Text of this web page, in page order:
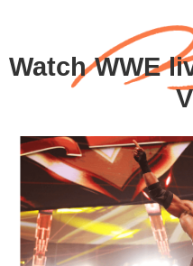
Watch WWE